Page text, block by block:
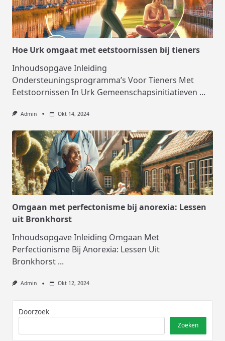
Hoe Urk omgaat met eetstoornissen bij tieners
Inhoudsopgave Inleiding
Ondersteuningsprogramma’s Voor Tieners Met
Eetstoornissen In Urk Gemeenschapsinitiatieven ...
Admin Okt 14, 2024
Omgaan met perfectonisme bij anorexia: Lessen
uit Bronkhorst
Inhoudsopgave Inleiding Omgaan Met
Perfectionisme Bij Anorexia: Lessen Uit
Bronkhorst ...
Admin Okt 12, 2024
Doorzoek
Zoeken